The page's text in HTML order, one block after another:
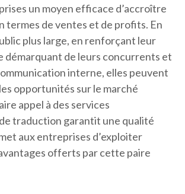
un moyen efficace d’accroître
termes de ventes et de profits. En
plus large, en renforçant leur
démarquant de leurs concurrents et
interne, elles peuvent
opportunités sur le marché
appel à des services
traduction garantit une qualité
aux entreprises d’exploiter
offerts par cette paire